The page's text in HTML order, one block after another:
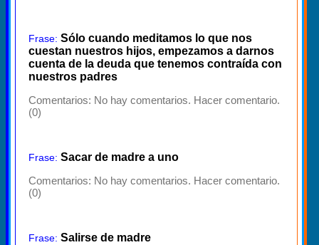
Frase: Sólo cuando meditamos lo que nos
cuestan nuestros hijos, empezamos a darnos
cuenta de la deuda que tenemos contraída con
nuestros padres
Comentarios: No hay comentarios. Hacer comentario.
(0)
Frase: Sacar de madre a uno
Comentarios: No hay comentarios. Hacer comentario.
(0)
Frase: Salirse de madre